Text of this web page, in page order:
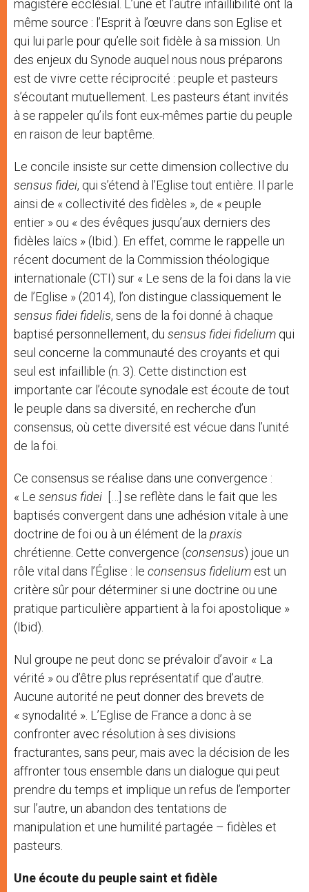
magistère ecclésial. L’une et l’autre infaillibilité ont la
même source : l’Esprit à l’œuvre dans son Eglise et
qui lui parle pour qu’elle soit fidèle à sa mission. Un
des enjeux du Synode auquel nous nous préparons
est de vivre cette réciprocité : peuple et pasteurs
s’écoutant mutuellement. Les pasteurs étant invités
à se rappeler qu’ils font eux-mêmes partie du peuple
en raison de leur baptême.
Le concile insiste sur cette dimension collective du
sensus fidei, qui s’étend à l’Eglise tout entière. Il parle
ainsi de « collectivité des fidèles », de « peuple
entier » ou « des évêques jusqu’aux derniers des
fidèles laïcs » (Ibid.). En effet, comme le rappelle un
récent document de la Commission théologique
internationale (CTI) sur « Le sens de la foi dans la vie
de l’Eglise » (2014), l’on distingue classiquement le
sensus fidei fidelis, sens de la foi donné à chaque
baptisé personnellement, du sensus fidei fidelium qui
seul concerne la communauté des croyants et qui
seul est infaillible (n. 3). Cette distinction est
importante car l’écoute synodale est écoute de tout
le peuple dans sa diversité, en recherche d’un
consensus, où cette diversité est vécue dans l’unité
de la foi.
Ce consensus se réalise dans une convergence :
« Le sensus fidei […] se reflète dans le fait que les
baptisés convergent dans une adhésion vitale à une
doctrine de foi ou à un élément de lapraxis
chrétienne. Cette convergence (consensus) joue un
rôle vital dans l’Église : le consensus fidelium est un
critère sûr pour déterminer si une doctrine ou une
pratique particulière appartient à la foi apostolique »
(Ibid).
Nul groupe ne peut donc se prévaloir d’avoir « La
vérité » ou d’être plus représentatif que d’autre.
Aucune autorité ne peut donner des brevets de
« synodalité ». L’Eglise de France a donc à se
confronter avec résolution à ses divisions
fracturantes, sans peur, mais avec la décision de les
affronter tous ensemble dans un dialogue qui peut
prendre du temps et implique un refus de l’emporter
sur l’autre, un abandon des tentations de
manipulation et une humilité partagée – fidèles et
pasteurs.
Une écoute du peuple saint et fidèle